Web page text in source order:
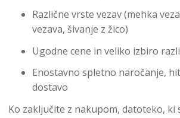
Različne vrste vezav (mehka
vezava, šivanje z žico)
Ugodne cene in veliko izbiro
Enostavno spletno naročanje,
dostavo
Ko zaključite z nakupom, datoteko, ki